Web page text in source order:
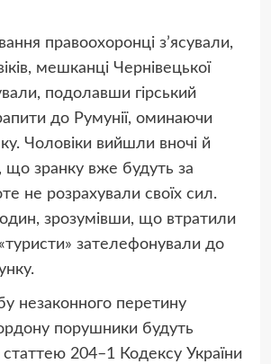
правоохоронці з’ясували,
мешканці Чернівецької
подолавши гірський
до Румунії, оминаючи
Чоловіки вийшли вночі й
що зранку вже будуть за
не розрахували своїх сил.
зрозумівши, що втратили
зателефонували до
незаконного перетину
порушники будуть
статтею 204–1 Кодексу України